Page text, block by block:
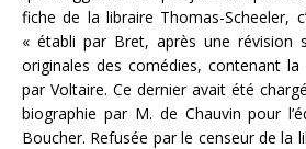
fiche de la libraire Thomas-Scheeler,
« établi par Bret, après une révision
originales des comédies, contenant
par Voltaire. Ce dernier avait été
biographie par M. de Chauvin pour
Boucher. Refusée par le censeur de la